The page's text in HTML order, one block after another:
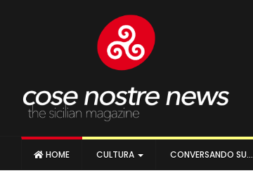
HOME CULTURA CONVERSANDO SU…